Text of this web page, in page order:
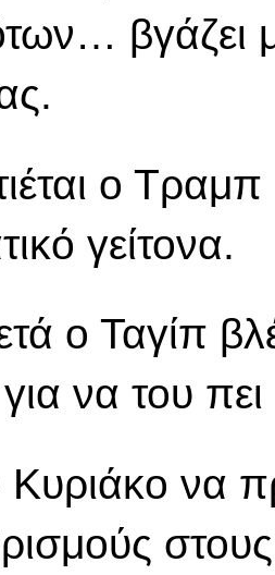
βγάζει
ο
γείτονα.
ο Ταγίπ
να του
να